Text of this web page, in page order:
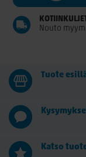
Nouto
Tuote
Katso